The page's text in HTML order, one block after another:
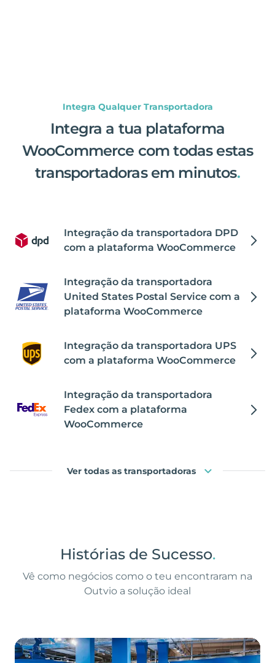
Integra Qualquer Transportadora
Integra a tua plataforma
WooCommerce com todas estas
transportadoras em minutos.
Integração da transportadora DPD
com a plataforma WooCommerce
Integração da transportadora
United States Postal Service com a
plataforma WooCommerce
Integração da transportadora UPS
com a plataforma WooCommerce
Integração da transportadora
Fedex com a plataforma
WooCommerce
Ver todas as transportadoras
Histórias de Sucesso.
Vê como negócios como o teu encontraram na
Outvio a solução ideal